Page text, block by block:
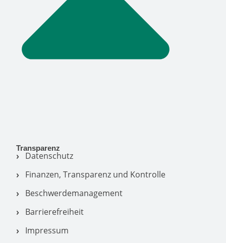
Transparenz
Datenschutz
Finanzen, Transparenz und Kontrolle
Beschwerdemanagement
Barrierefreiheit
Impressum